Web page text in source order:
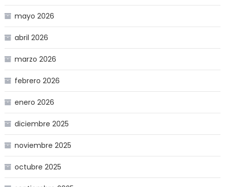
mayo 2026
abril 2026
marzo 2026
febrero 2026
enero 2026
diciembre 2025
noviembre 2025
octubre 2025